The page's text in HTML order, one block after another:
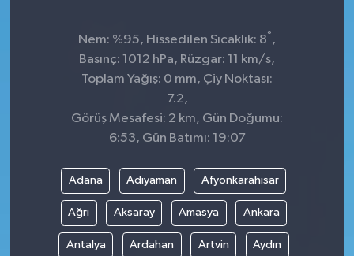
Nem: %95, Hissedilen Sıcaklık: 8° ,
Basınç: 1012 hPa, Rüzgar: 11 km/s,
Toplam Yağış: 0 mm, Çiy Noktası:
7.2,
Görüş Mesafesi: 2 km, Gün Doğumu:
6:53, Gün Batımı: 19:07
Adana Adıyaman Afyonkarahisar
Ağrı Aksaray Amasya Ankara
Antalya Ardahan Artvin Aydın